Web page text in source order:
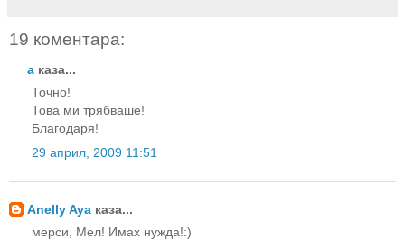
19 коментара:
а каза...
Точно!
Това ми трябваше!
Благодаря!
29 април, 2009 11:51
Anelly Aya каза...
мерси, Мел! Имах нужда!:)